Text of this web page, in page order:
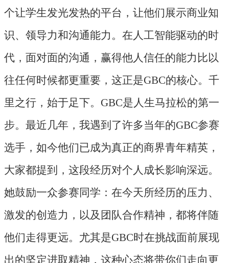
个让学生发光发热的平台，让他们展示商业知
识、领导力和沟通能力。在人工智能驱动的时
代，面对面的沟通，赢得他人信任的能力比以
往任何时候都更重要，这正是GBC的核心。千
里之行，始于足下。GBC是人生马拉松的第一
步。最近几年，我遇到了许多当年的GBC参赛
选手，如今他们已成为真正的商界青年精英，
大家都提到，这段经历对个人成长影响深远。
她鼓励一众参赛同学：在今天所经历的压力、
激发的创造力，以及团队合作精神，都将伴随
他们走得更远。尤其是GBC时在挑战面前展现
出的坚定进取精神，这种心态将带你们走向更